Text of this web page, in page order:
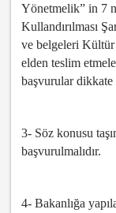
Yönetmelik” in 7
Kullandırılması
ve belgeleri Kültür
elden teslim
başvurular dikkate
3- Söz konusu
başvurulmalıdır.
4- Bakanlığa